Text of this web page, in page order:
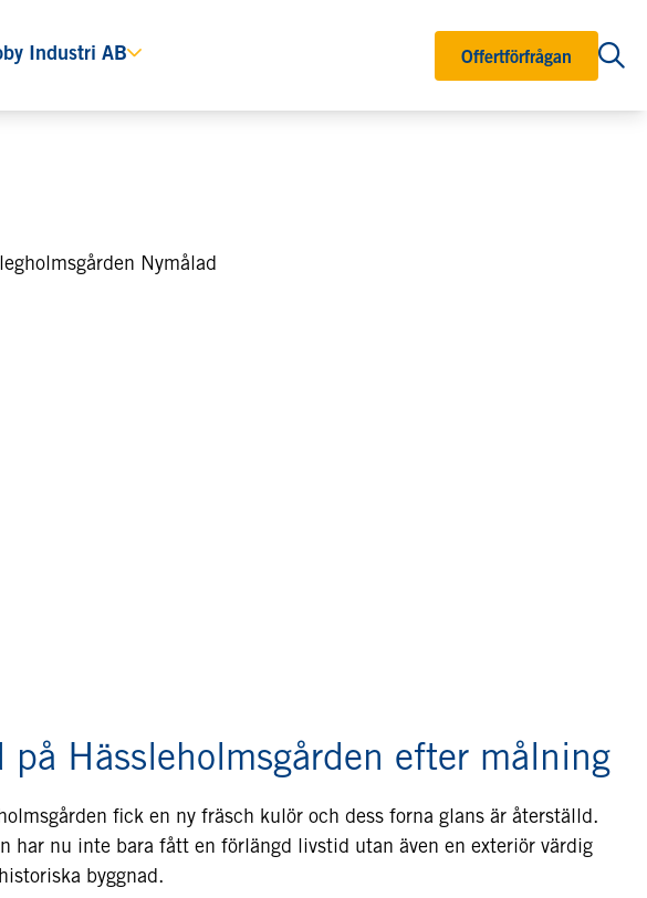
Industri AB Offertförfrågan
på Hässleholmsgården efter målning
fick en ny fräsch kulör och dess forna glans är återställd.
har nu inte bara fått en förlängd livstid utan även en exteriör värdig
byggnad.